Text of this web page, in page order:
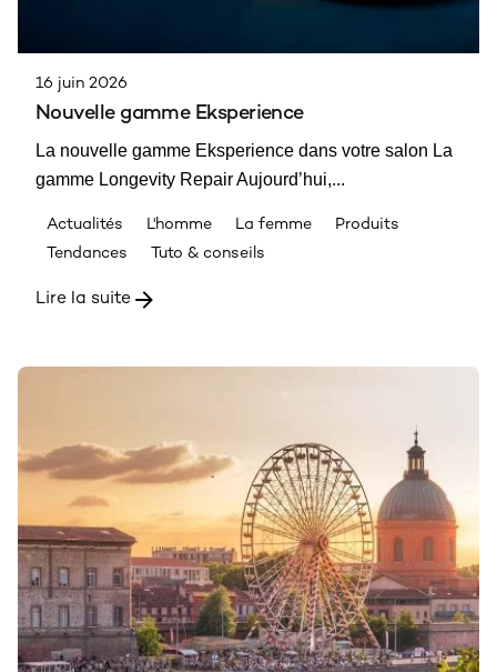
16 juin 2026
Nouvelle gamme Eksperience
La nouvelle gamme Eksperience dans votre salon La
gamme Longevity Repair Aujourd’hui,...
Actualités L'homme La femme
Produits
Tendances
Tuto & conseils
Lire la suite